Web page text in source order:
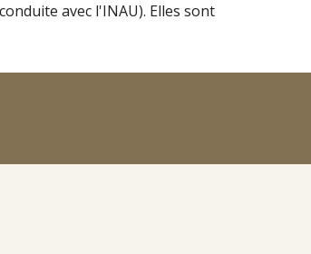
avec l'INAU). Elles sont